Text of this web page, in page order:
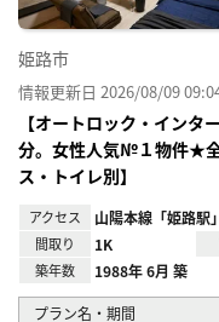
姫路市
情報更新日 2026/08/09
【オートロック・インタ
分。女性人気№１物件★
ス・トイレ別】
アクセス 山陽本線「姫路駅
間取り 1K
築年数 1988年 6月 築
プラン名・期間